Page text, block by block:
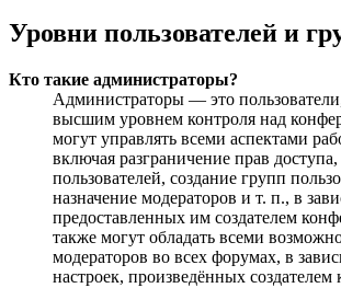
Уровни пользователей и
Кто такие администраторы?
Администраторы — это
высшим уровнем контроля над
могут управлять всеми аспектами
включая разграничение прав
пользователей, создание групп
назначение модераторов и т. п., в
предоставленных им создателем
также могут обладать всеми
модераторов во всех форумах, в
настроек, произведённых